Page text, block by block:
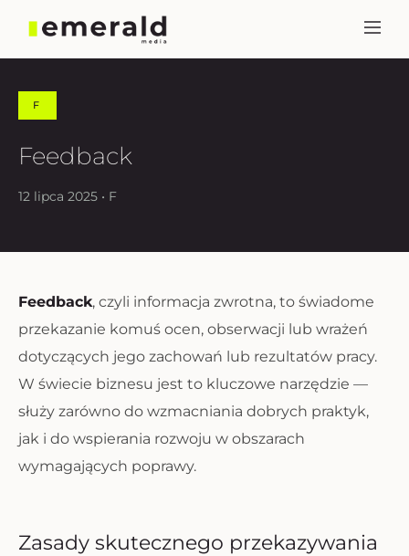
F
Feedback
12 lipca 2025 • F
Feedback, czyli informacja zwrotna, to świadome
przekazanie komuś ocen, obserwacji lub wrażeń
dotyczących jego zachowań lub rezultatów pracy.
W świecie biznesu jest to kluczowe narzędzie —
służy zarówno do wzmacniania dobrych praktyk,
jak i do wspierania rozwoju w obszarach
wymagających poprawy.
Zasady skutecznego przekazywania